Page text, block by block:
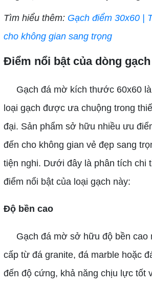
Tìm hiểu thêm: Gạch điểm 30x60 |
cho không gian sang trọng
Điểm nổi bật của dòng
Gạch đá mờ kích thước 60x60 là
loại gạch được ưa chuộng trong
đại. Sản phẩm sở hữu nhiều ưu
đến cho không gian vẻ đẹp sang
tiện nghi. Dưới đây là phân tích chi
điểm nổi bật của loại gạch này:
Độ bền cao
Gạch đá mờ sở hữu độ bền cao
cấp từ đá granite, đá marble hoặc
đến độ cứng, khả năng chịu lực tốt